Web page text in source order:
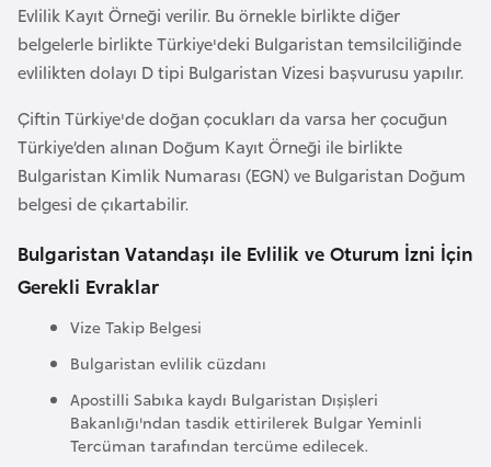
Evlilik Kayıt Örneği verilir. Bu örnekle birlikte diğer
belgelerle birlikte Türkiye'deki Bulgaristan temsilciliğinde
evlilikten dolayı D tipi Bulgaristan Vizesi başvurusu yapılır.
Çiftin Türkiye'de doğan çocukları da varsa her çocuğun
Türkiye’den alınan Doğum Kayıt Örneği ile birlikte
Bulgaristan Kimlik Numarası (EGN) ve Bulgaristan Doğum
belgesi de çıkartabilir.
Bulgaristan Vatandaşı ile Evlilik ve Oturum İzni İçin
Gerekli Evraklar
Vize Takip Belgesi
Bulgaristan evlilik cüzdanı
Apostilli Sabıka kaydı Bulgaristan Dışişleri
Bakanlığı'ndan tasdik ettirilerek Bulgar Yeminli
Tercüman tarafından tercüme edilecek.
t
i
y
p
y
a
F
l